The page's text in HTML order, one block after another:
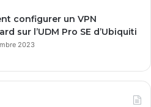
configurer un VPN
sur l’UDM Pro SE d’Ubiquiti
2023